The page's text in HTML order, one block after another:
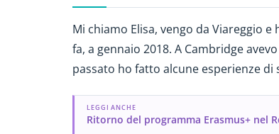
Mi chiamo Elisa, vengo da Viareggio
fa, a gennaio 2018. A Cambridge
passato ho fatto alcune esperienze
LEGGI ANCHE
Ritorno del programma Erasmus+ nel